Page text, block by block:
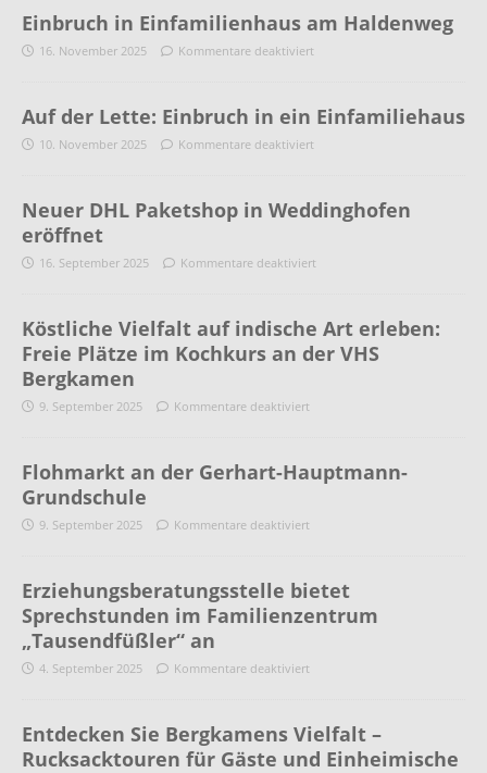
Einbruch in Einfamilienhaus am Haldenweg
16. November 2025 Kommentare deaktiviert
Auf der Lette: Einbruch in ein Einfamiliehaus
10. November 2025 Kommentare deaktiviert
Neuer DHL Paketshop in Weddinghofen
eröffnet
16. September 2025 Kommentare deaktiviert
Köstliche Vielfalt auf indische Art erleben:
Freie Plätze im Kochkurs an der VHS
Bergkamen
9. September 2025 Kommentare deaktiviert
Flohmarkt an der Gerhart-Hauptmann-
Grundschule
9. September 2025 Kommentare deaktiviert
Erziehungsberatungsstelle bietet
Sprechstunden im Familienzentrum
„Tausendfüßler“ an
4. September 2025 Kommentare deaktiviert
Entdecken Sie Bergkamens Vielfalt –
Rucksacktouren für Gäste und Einheimische